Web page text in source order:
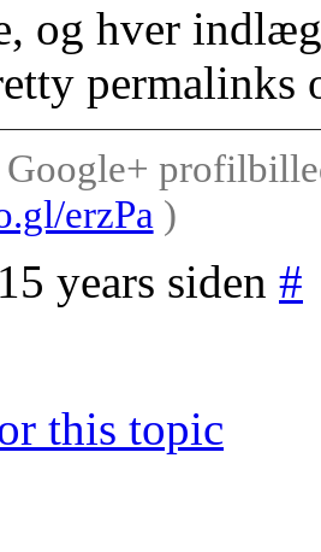
og hver
permalinks
erzPa)
years siden #
this topic